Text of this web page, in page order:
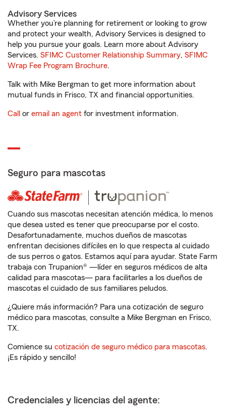
Advisory Services
Whether you’re planning for retirement or looking to grow
and protect your wealth, Advisory Services is designed to
help you pursue your goals. Learn more about Advisory
Services. SFIMC Customer Relationship Summary, SFIMC
Wrap Fee Program Brochure.
Talk with Mike Bergman to get more information about
mutual funds in Frisco, TX and financial opportunities.
Call or email an agent for investment information.
Seguro para mascotas
Cuando sus mascotas necesitan atención médica, lo menos
que desea usted es tener que preocuparse por el costo.
Desafortunadamente, muchos dueños de mascotas
enfrentan decisiones difíciles en lo que respecta al cuidado
de sus perros o gatos. Estamos aquí para ayudar. State Farm
trabaja con Trupanion® —líder en seguros médicos de alta
calidad para mascotas— para facilitarles a los dueños de
mascotas el cuidado de sus familiares peludos.
¿Quiere más información? Para una cotización de seguro
médico para mascotas, consulte a Mike Bergman en Frisco,
TX.
Comience su cotización de seguro médico para mascotas.
¡Es rápido y sencillo!
Credenciales y licencias del agente: